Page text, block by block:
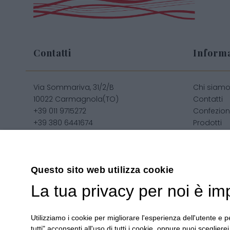
Contatti
Via Sommariva, 31/2/B
10022 Carmagnola(TO)
+39 011 9715272
+39 380 6441674
Chi siamo
Contatti
Prodotti
Copyright 2020© Regali Digusto è un marchio di Olio
Questo sito web utilizza cookie
La tua privacy per noi è
Utilizziamo i cookie per migliorare l'esperienza dell'utente e